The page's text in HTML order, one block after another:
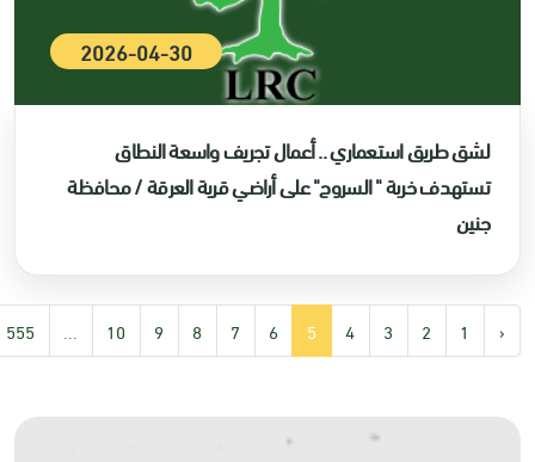
2026-04-30
لشق طريق استعماري .. أعمال تجريف واسعة النطاق
تستهدف خربة " السروج" على أراضي قرية العرقة / محافظة
جنين
‹
1
2
3
4
5
6
7
8
9
10
...
555